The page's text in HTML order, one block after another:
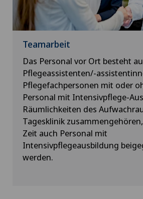
Teamarbeit
Das Personal vor Ort besteht
Pflegeassistenten/-
Pflegefachpersonen mit oder
Personal mit Intensivpflege-
Räumlichkeiten des
Tagesklinik
Zeit auch Personal mit
Intensivpflegeausbildung
werden.